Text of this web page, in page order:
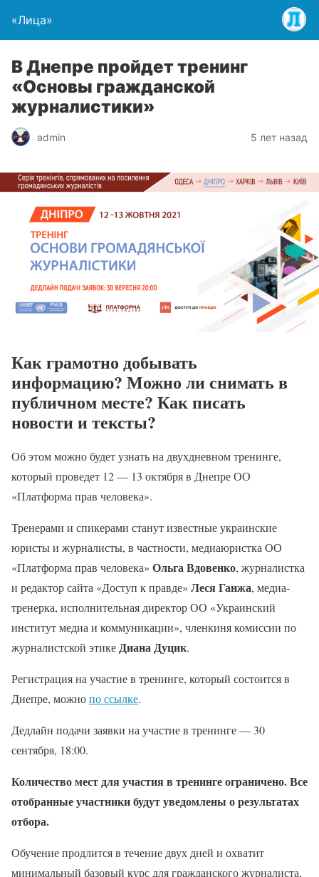
«Лица»
В Днепре пройдет тренинг
«Основы гражданской
журналистики»
admin 5 лет назад
Как грамотно добывать
информацию? Можно ли снимать в
публичном месте? Как писать
новости и тексты?
Об этом можно будет узнать на двухдневном тренинге,
который проведет 12 — 13 октября в Днепре ОО
«Платформа прав человека».
Тренерами и спикерами станут известные украинские
юристы и журналисты, в частности, медиаюристка ОО
«Платформа прав человека» Ольга Вдовенко, журналистка
и редактор сайта «Доступ к правде» Леся Ганжа, медиа-
тренерка, исполнительная директор ОО «Украинский
институт медиа и коммуникации», членкиня комиссии по
журналистской этикеДиана Дуцик.
Регистрация на участие в тренинге, который состоится в
Днепре, можнопо ссылке.
Дедлайн подачи заявки на участие в тренинге — 30
сентября, 18:00.
Количество мест для участия в тренинге ограничено. Все
отобранные участники будут уведомлены о результатах
отбора.
Обучение продлится в течение двух дней и охватит
минимальный базовый курс для гражданского журналиста,